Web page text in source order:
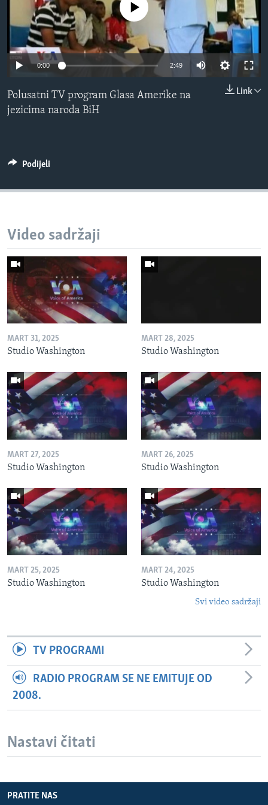
MAGAZIN
O GLASU AMERIKE
Learning English
PRATITE NAS
No media source currently available
0:00 2:49
Link
Polusatni TV program Glasa Amerike na
jezicima naroda BiH
Podijeli
Video sadržaji
MART 31, 2025
Studio Washington
MART 28, 2025
Studio Washington
MART 27, 2025
Studio Washington
MART 26, 2025
Studio Washington
MART 25, 2025
Studio Washington
MART 24, 2025
Studio Washington
Svi video sadržaji
TV PROGRAMI
RADIO PROGRAM SE NE EMITUJE OD
2008.
Nastavi čitati
PRATITE NAS